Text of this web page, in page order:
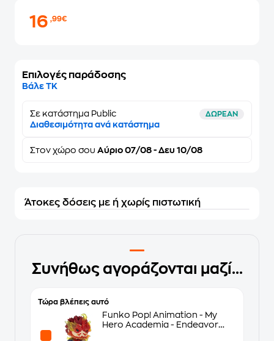
16,99€
Επιλογές παράδοσης
Βάλε ΤΚ
Σε κατάστημα Public ΔΩΡΕΑΝ
Διαθεσιμότητα ανά κατάστημα
Στον χώρο σου Αύριο 07/08 - Δευ 10/08
Άτοκες δόσεις με ή χωρίς πιστωτική
Συνήθως αγοράζονται μαζί...
Τώρα βλέπεις αυτό
Funko Pop! Animation - My
Hero Academia - Endeavor